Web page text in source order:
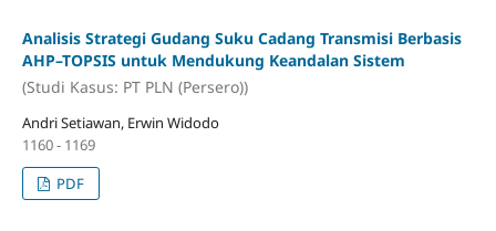
Analisis Strategi Gudang Suku Cadang Transmisi Berbasis
AHP–TOPSIS untuk Mendukung Keandalan Sistem
(Studi Kasus: PT PLN (Persero))
Andri Setiawan, Erwin Widodo
1160 - 1169
PDF